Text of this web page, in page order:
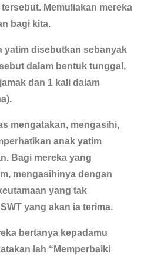
Memuliakan mereka
bagi kita.
yatim disebutkan sebanyak
dalam bentuk tunggal,
dan 1 kali dalam
mengatakan, mengasihi,
anak yatim
Bagi mereka yang
mengasihinya dengan
yang tak
yang akan ia terima.
bertanya kepadamu
lah “Memperbaiki